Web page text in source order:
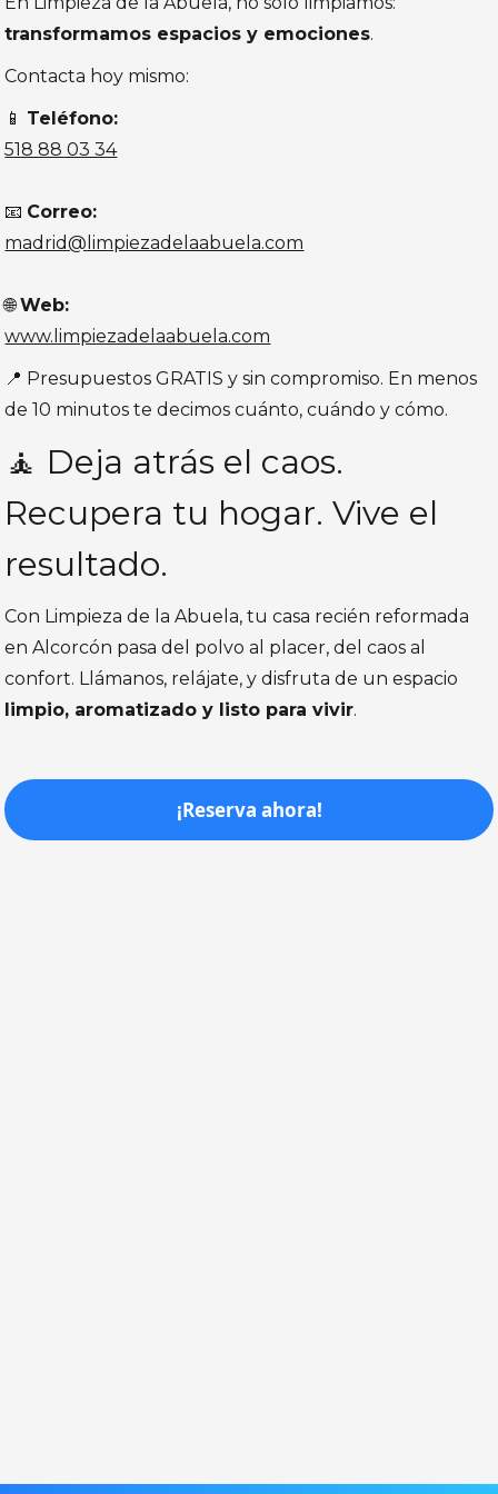
transformamos espacios y emociones.
Contacta hoy mismo:
📱 Teléfono:
518 88 03 34
📧 Correo:
madrid@limpiezadelaabuela.com
🌐Web:
www.limpiezadelaabuela.com
📍 Presupuestos GRATIS y sin compromiso. En menos
de 10 minutos te decimos cuánto, cuándo y cómo.
🧘 Deja atrás el caos.
Recupera tu hogar. Vive el
resultado.
Con Limpieza de la Abuela, tu casa recién reformada
en Alcorcón pasa del polvo al placer, del caos al
confort. Llámanos, relájate, y disfruta de un espacio
limpio, aromatizado y listo para vivir.
¡Reserva ahora!